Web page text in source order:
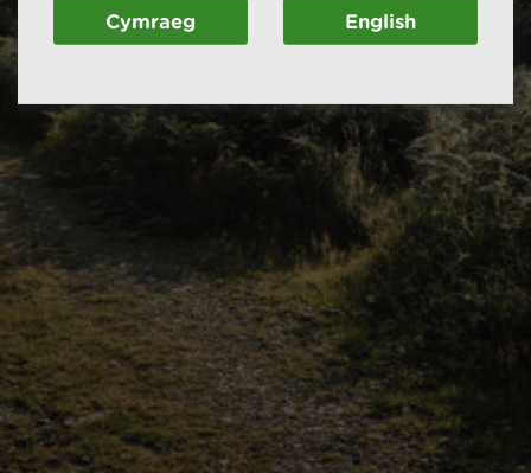
Cymraeg English